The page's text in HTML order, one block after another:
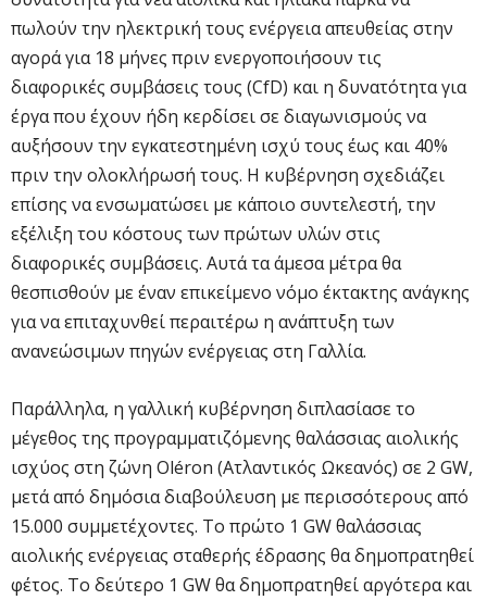
πωλούν την ηλεκτρική τους ενέργεια απευθείας στην
αγορά για 18 μήνες πριν ενεργοποιήσουν τις
διαφορικές συμβάσεις τους (CfD) και η δυνατότητα για
έργα που έχουν ήδη κερδίσει σε διαγωνισμούς να
αυξήσουν την εγκατεστημένη ισχύ τους έως και 40%
πριν την ολοκλήρωσή τους. Η κυβέρνηση σχεδιάζει
επίσης να ενσωματώσει με κάποιο συντελεστή, την
εξέλιξη του κόστους των πρώτων υλών στις
διαφορικές συμβάσεις. Αυτά τα άμεσα μέτρα θα
θεσπισθούν με έναν επικείμενο νόμο έκτακτης ανάγκης
για να επιταχυνθεί περαιτέρω η ανάπτυξη των
ανανεώσιμων πηγών ενέργειας στη Γαλλία.
Παράλληλα, η γαλλική κυβέρνηση διπλασίασε το
μέγεθος της προγραμματιζόμενης θαλάσσιας αιολικής
ισχύος στη ζώνη Oléron (Ατλαντικός Ωκεανός) σε 2 GW,
μετά από δημόσια διαβούλευση με περισσότερους από
15.000 συμμετέχοντες. Το πρώτο 1 GW θαλάσσιας
αιολικής ενέργειας σταθερής έδρασης θα δημοπρατηθεί
φέτος. Το δεύτερο 1 GW θα δημοπρατηθεί αργότερα και